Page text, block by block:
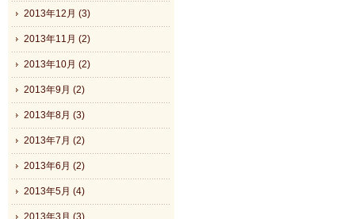
2013年12月 (3)
2013年11月 (2)
2013年10月 (2)
2013年9月 (2)
2013年8月 (3)
2013年7月 (2)
2013年6月 (2)
2013年5月 (4)
2013年3月 (3)